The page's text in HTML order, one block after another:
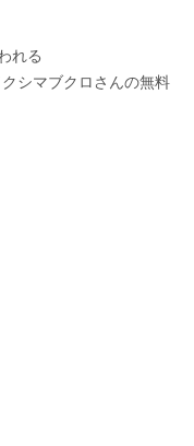
れる
シマブクロさんの無料